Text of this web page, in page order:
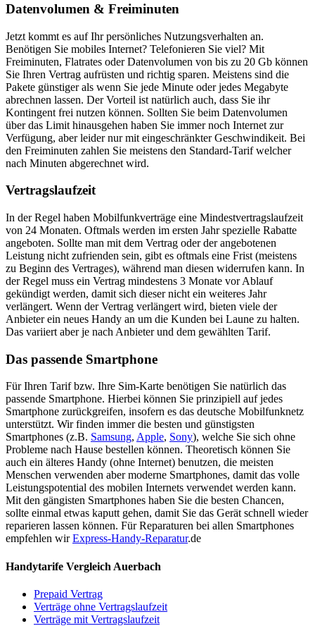
Datenvolumen & Freiminuten
Jetzt kommt es auf Ihr persönliches Nutzungsverhalten an.
Benötigen Sie mobiles Internet? Telefonieren Sie viel? Mit
Freiminuten, Flatrates oder Datenvolumen von bis zu 20 Gb können
Sie Ihren Vertrag aufrüsten und richtig sparen. Meistens sind die
Pakete günstiger als wenn Sie jede Minute oder jedes Megabyte
abrechnen lassen. Der Vorteil ist natürlich auch, dass Sie ihr
Kontingent frei nutzen können. Sollten Sie beim Datenvolumen
über das Limit hinausgehen haben Sie immer noch Internet zur
Verfügung, aber leider nur mit eingeschränkter Geschwindikeit. Bei
den Freiminuten zahlen Sie meistens den Standard-Tarif welcher
nach Minuten abgerechnet wird.
Vertragslaufzeit
In der Regel haben Mobilfunkverträge eine Mindestvertragslaufzeit
von 24 Monaten. Oftmals werden im ersten Jahr spezielle Rabatte
angeboten. Sollte man mit dem Vertrag oder der angebotenen
Leistung nicht zufrienden sein, gibt es oftmals eine Frist (meistens
zu Beginn des Vertrages), während man diesen widerrufen kann. In
der Regel muss ein Vertrag mindestens 3 Monate vor Ablauf
gekündigt werden, damit sich dieser nicht ein weiteres Jahr
verlängert. Wenn der Vertrag verlängert wird, bieten viele der
Anbieter ein neues Handy an um die Kunden bei Laune zu halten.
Das variiert aber je nach Anbieter und dem gewählten Tarif.
Das passende Smartphone
Für Ihren Tarif bzw. Ihre Sim-Karte benötigen Sie natürlich das
passende Smartphone. Hierbei können Sie prinzipiell auf jedes
Smartphone zurückgreifen, insofern es das deutsche Mobilfunknetz
unterstützt. Wir finden immer die besten und günstigsten
Smartphones (z.B. Samsung, Apple, Sony), welche Sie sich ohne
Probleme nach Hause bestellen können. Theoretisch können Sie
auch ein älteres Handy (ohne Internet) benutzen, die meisten
Menschen verwenden aber moderne Smartphones, damit das volle
Leistungspotential des mobilen Internets verwendet werden kann.
Mit den gängisten Smartphones haben Sie die besten Chancen,
sollte einmal etwas kaputt gehen, damit Sie das Gerät schnell wieder
reparieren lassen können. Für Reparaturen bei allen Smartphones
empfehlen wirExpress-Handy-Reparatur.de
Handytarife Vergleich Auerbach
Prepaid Vertrag
Verträge ohne Vertragslaufzeit
Verträge mit Vertragslaufzeit